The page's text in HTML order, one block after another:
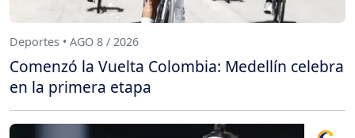
Deportes • AGO 8 / 2026
Comenzó la Vuelta Colombia: Medellín celebra
en la primera etapa